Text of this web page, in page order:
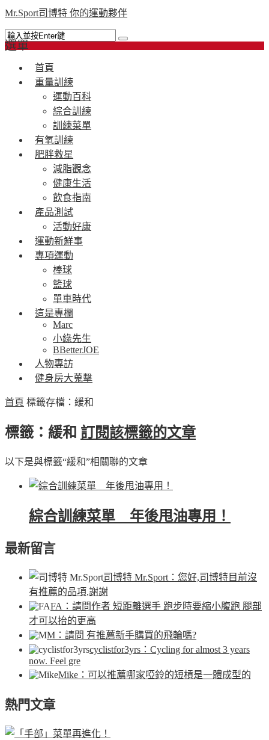
Mr.Sport司博特 你的運動夥伴
選單
首頁
重量訓練
運動百科
綜合訓練
訓練菜單
有氧訓練
肥胖救星
減脂觀念
健康生活
飲食指南
產品測試
活動好康
運動新鮮事
專項運動
棒球
籃球
單車時代
這是專欄
Marc
小綠先生
BBetterJOE
人物專訪
健身房大蒐擊
首頁 標籤存檔：緩和
標籤：緩和 訂閱該標籤的文章
以下是與標籤“緩和”相關聯的文章
綜合訓練菜單 年後甩油專用！
最新留言
司博特 Mr.Sport ：您好,司博特目前沒
有推薦的品項,謝謝
FA ：請問作者 短距離選手 跑步時要縮小腹跑 腿部
才可以抬的更高
M ：請問 有推薦新手購買的飛輪嗎?
cyclistfor3yrs ：Cycling for almost 3 years
now. Feel gre
Mike ：可以推薦哪家啞鈴的短槓是一體成型的
熱門文章